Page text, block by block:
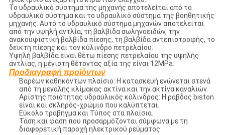
Το υδραυλικό σύστημα της μηχανής αποτελείται από το
υδραυλικό σύστημα και το υδραυλικό σύστημα της βοηθητικής
μηχανής. Αυτό το υδραυλικό σύστημα μηχανών αποτελείται
από την υψηλή αντλία, τη βαλβίδα σωληνοειδών, την
ανακουφιστική βαλβίδα πίεσης, τη βαλβίδα αντεπιστροφής, το
δείκτη πίεσης και τον κύλινδρο πετρελαίου.
Υψηλή βαλβίδα είναι θέτω πίεσης πετρελαίου της υψηλής
αντλίας, η μέγιστη θέτοντας αξία της είναι 12MPa.
Προδιαγραφή προϊόντων
Βαρέων καθηκόντων πλαίσιο: Η κατασκευή ενώνεται στενά
από τη μεγάλης κλίμακας ακτίνα και την ακτίνα καναλιών.
Αρίστης ποιότητας υδραυλικός κύλινδρος: Η ράβδος biston
είναι και σκληρός-χρώμιο που καλύπτεται.
Εύκολο τράβηγμα και Τύπος στα πλαίσια.
Τάση και φάση που προσαρμόζονται σύμφωνα με τη
διαφορετική παροχή ηλεκτρικού ρεύματος.